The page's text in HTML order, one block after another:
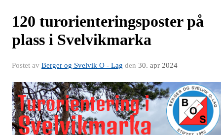
120 turorienteringsposter på
plass i Svelvikmarka
Postet av Berger og Svelvik O - Lag den 30. apr 2024